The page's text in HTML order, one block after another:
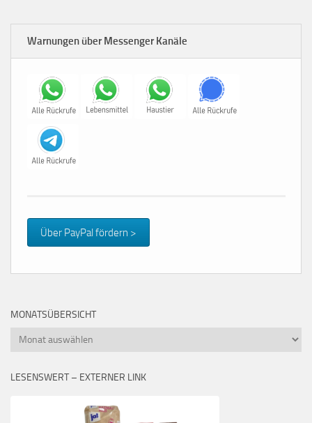
Warnungen über Messenger Kanäle
Über PayPal fördern >
MONATSÜBERSICHT
Monatsübersicht
LESENSWERT – EXTERNER LINK